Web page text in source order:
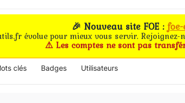
🎉 Nouveau site FOE :
évolue pour mieux vous servir.
⚠️ Les comptes ne sont pas
clés Badges Utilisateurs